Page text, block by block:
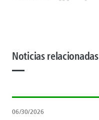
Noticias relacionadas
06/30/2026